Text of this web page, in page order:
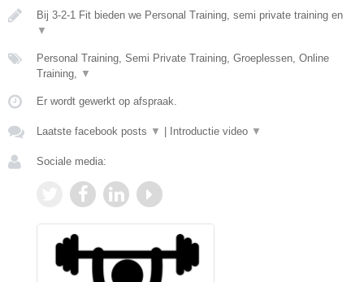
Bij 3-2-1 Fit bieden we Personal Training, semi private training en
▼
Personal Training, Semi Private Training, Groeplessen, Online
Training, ▼
Er wordt gewerkt op afspraak.
Laatste facebook posts ▼ Introductie video ▼
Sociale media: